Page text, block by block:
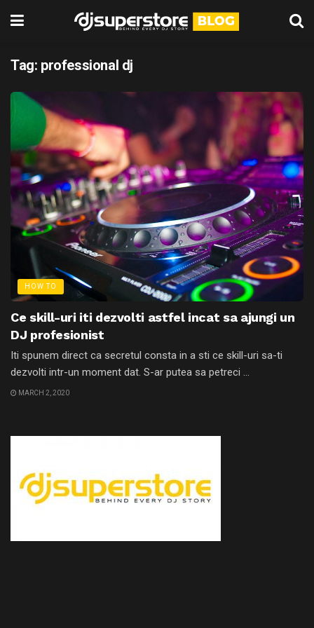
Tag: professional dj
HOW TO
Ce skill-uri iti dezvolti astfel incat sa ajungi un
DJ profesionist
Iti spunem direct ca secretul consta in a sti ce skill-uri sa-ti
dezvolti intr-un moment dat. S-ar putea sa petreci ...
MARCH 2, 2020